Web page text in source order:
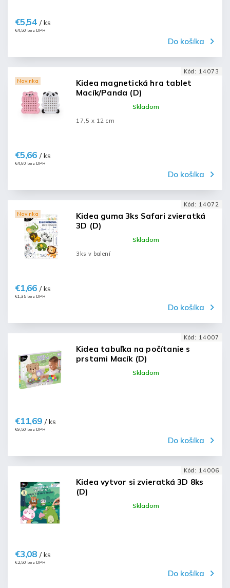
€4,50 bez DPH
€5,54 / ks
Do košíka
Novinka
Kidea magnetická hra tablet
Macík/Panda (D)
Skladom
€4,60 bez DPH
€5,66 / ks
Do košíka
17,5 x 12 cm
Kód: 14073
Novinka
Kidea guma 3ks Safari zvieratká
3D (D)
Skladom
€1,35 bez DPH
€1,66 / ks
Do košíka
3ks v balení
Kód: 14072
Kidea tabuľka na počítanie s
prstami Macík (D)
Skladom
€9,50 bez DPH
€11,69 / ks
Do košíka
Kód: 14007
Kidea vytvor si zvieratká 3D 8ks
(D)
Skladom
€2,50 bez DPH
€3,08 / ks
Do košíka
Kód: 14006